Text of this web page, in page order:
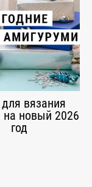
вязания
на новый 2026
год